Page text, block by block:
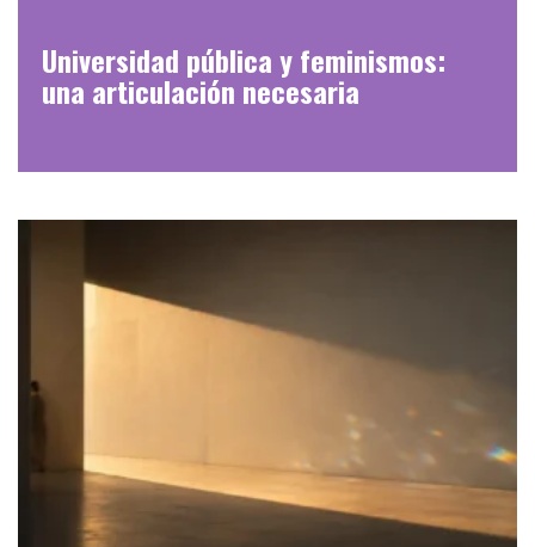
Universidad pública y feminismos:
una articulación necesaria